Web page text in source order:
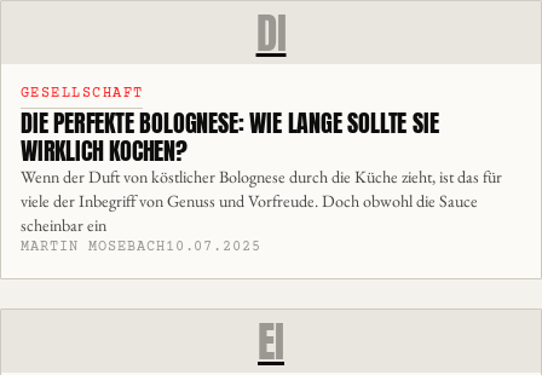
DI
GESELLSCHAFT
DIE PERFEKTE BOLOGNESE: WIE LANGE SOLLTE SIE
WIRKLICH KOCHEN?
Wenn der Duft von köstlicher Bolognese durch die Küche zieht, ist das für
viele der Inbegriff von Genuss und Vorfreude. Doch obwohl die Sauce
scheinbar ein
MARTIN MOSEBACH10.07.2025
EI